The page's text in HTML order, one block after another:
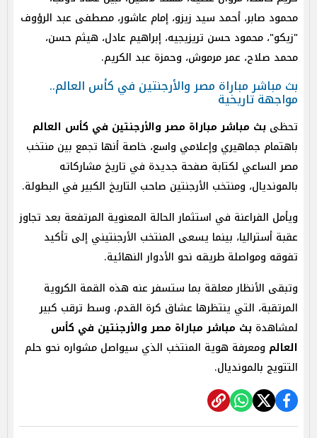
محمود صابر، أحمد سيد زيزو، إمام عاشور، مصطفى عبد الرؤوف
"زيكو"، محمود حسن تريزيجيه، إبراهيم عادل، هيثم حسن،
محمد صلاح، عمر مرموش، وحمزة عبد الكريم.
بث مباشر مباراة مصر والأرجنتين في كأس العالم..
مواجهة تاريخية
تحظى بث مباشر مباراة مصر والأرجنتين في كأس العالم
باهتمام جماهيري وإعلامي واسع، خاصة أنها تجمع بين منتخب
مصر الساعي لكتابة صفحة جديدة في تاريخ مشاركاته
بالمونديال، ومنتخب الأرجنتين صاحب التاريخ الكبير في البطولة.
ويأمل الفراعنة في استثمار الحالة المعنوية المرتفعة بعد تجاوز
عقبة أستراليا، بينما يسعى المنتخب الأرجنتيني إلى تأكيد
تفوقه ومواصلة طريقه نحو الأدوار النهائية.
وتبقى الأنظار معلقة بما ستسفر عنه هذه القمة الكروية
المرتقبة، التي ينتظرها عشاق كرة القدم، وسط ترقب كبير
لمشاهدة بث مباشر مباراة مصر والأرجنتين في كأس
العالم ومعرفة هوية المنتخب الذي سيواصل مشواره نحو حلم
التتويج بالمونديال.